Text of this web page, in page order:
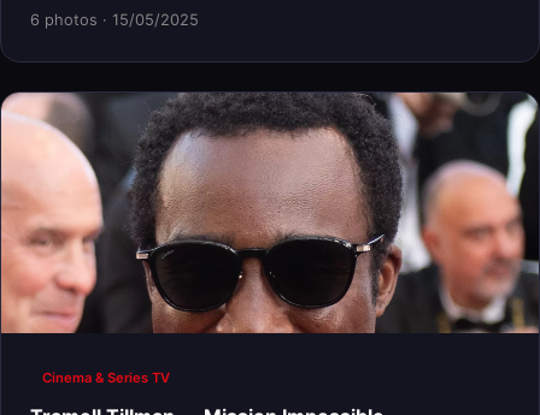
6 photos · 15/05/2025
Cinema & Series TV